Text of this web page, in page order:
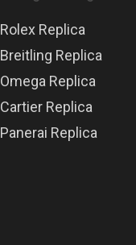
Rolex Replica
Breitling Replica
Omega Replica
Cartier Replica
Panerai Replica